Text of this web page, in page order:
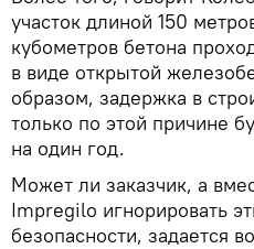
участок длиной 150
кубометров бетона
в виде открытой
образом, задержка в
только по этой причине
на один год.
Может ли заказчик, а
Impregilo игнорировать
безопасности, задается